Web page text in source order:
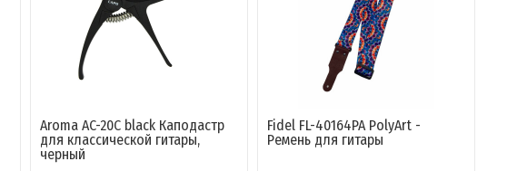
Каподастр
гитары,
Fidel FL-40164PA PolyArt -
Ремень для гитары
Fidel FL-40181PA PolyArt -
Ремень для гитары